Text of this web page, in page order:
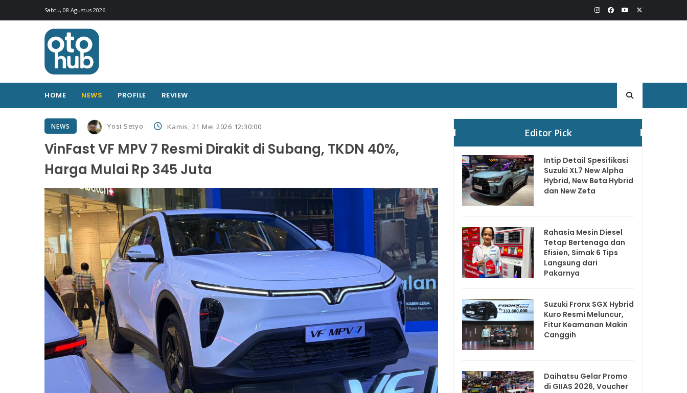
Sabtu, 08 Agustus 2026
HOME NEWS PROFILE REVIEW
NEWS Yosi Setyo Kamis, 21 Mei 2026 12:30:00
VinFast VF MPV 7 Resmi Dirakit di Subang, TKDN 40%,
Harga Mulai Rp 345 Juta
Editor Pick
Intip Detail Spesifikasi
Suzuki XL7 New Alpha
Hybrid, New Beta Hybrid
dan New Zeta
Rahasia Mesin Diesel
Tetap Bertenaga dan
Efisien, Simak 6 Tips
Langsung dari
Pakarnya
Suzuki Fronx SGX Hybrid
Kuro Resmi Meluncur,
Fitur Keamanan Makin
Canggih
Daihatsu Gelar Promo
di GIIAS 2026, Voucher